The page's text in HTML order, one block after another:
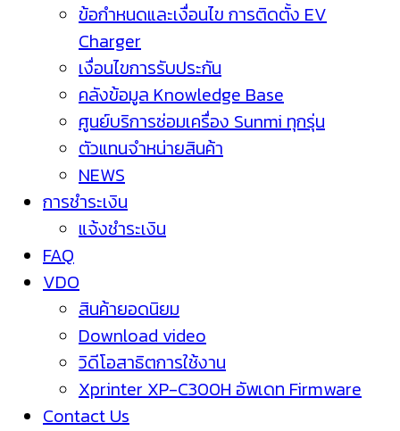
ข้อกำหนดและเงื่อนไข การติดตั้ง EV
Charger
เงื่อนไขการรับประกัน
คลังข้อมูล Knowledge Base
ศูนย์บริการซ่อมเครื่อง Sunmi ทุกรุ่น
ตัวแทนจำหน่ายสินค้า
NEWS
การชำระเงิน
แจ้งชำระเงิน
FAQ
VDO
สินค้ายอดนิยม
Download video
วิดีโอสาธิตการใช้งาน
Xprinter XP-C300H อัพเดท Firmware
Contact Us